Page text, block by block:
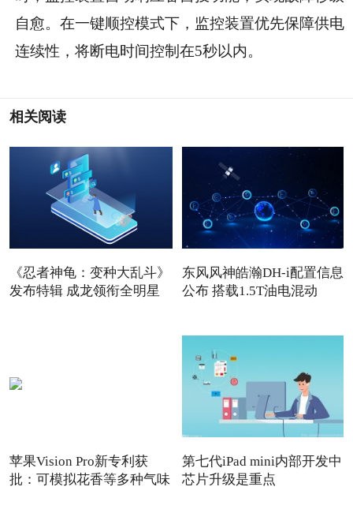
自愈。在一键顺控模式下，监控装置优先保障供电
连续性，将断电时间控制在5秒以内。
相关阅读
《忍者神龟：变种大乱斗》
发布特辑 成龙领衔全明星
东风风神皓瀚DH-i配置信息
公布 搭载1.5T油电混动
苹果Vision Pro新专利获
批：可模拟花香等多种气味
第七代iPad mini内部开发中
芯片升级是重点